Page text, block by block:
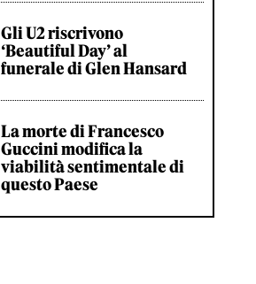
Gli U2 riscrivono
‘Beautiful Day’ al
funerale di Glen Hansard
La morte di Francesco
Guccini modifica la
viabilità sentimentale di
questo Paese